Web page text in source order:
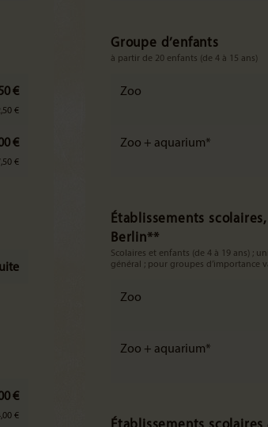
€
€
€
€
€
€
Groupe d’enfants
à partir de 20 enfants (de 4 à 15 ans)
Zoo
Zoo + aquarium*
Établissements
Berlin**
Scolaires et enfants (de 4 à 19 ans) ;
général ; pour groupes d’importance
Zoo
Zoo + aquarium*